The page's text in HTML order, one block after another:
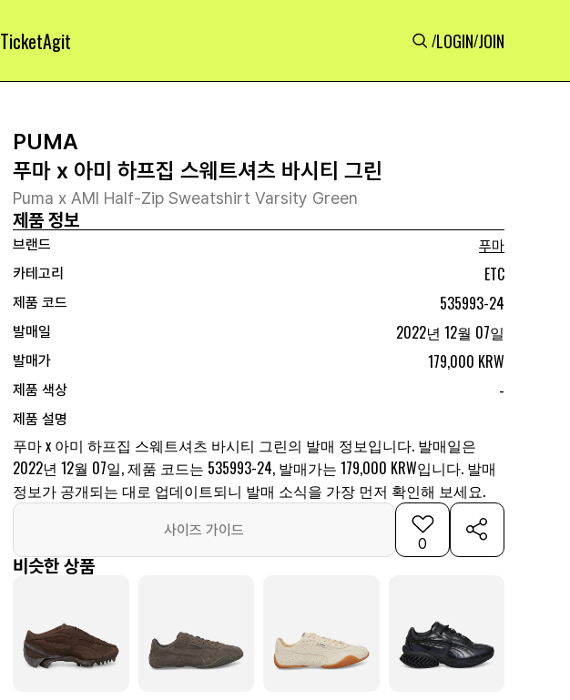
TicketAgit /LOGIN/JOIN
PUMA
푸마 x 아미 하프집 스웨트셔츠 바시티 그린
Puma x AMI Half-Zip Sweatshirt Varsity Green
제품 정보
브랜드
푸마
카테고리
ETC
제품 코드 535993-24
발매일 2022년 12월 07일
발매가 179,000 KRW
제품 색상 -
제품 설명
푸마 x 아미 하프집 스웨트셔츠 바시티 그린의 발매 정보입니다. 발매일은
2022년 12월 07일, 제품 코드는 535993-24, 발매가는 179,000 KRW입니다. 발매
정보가 공개되는 대로 업데이트되니 발매 소식을 가장 먼저 확인해 보세요.
사이즈 가이드
0
비슷한 상품